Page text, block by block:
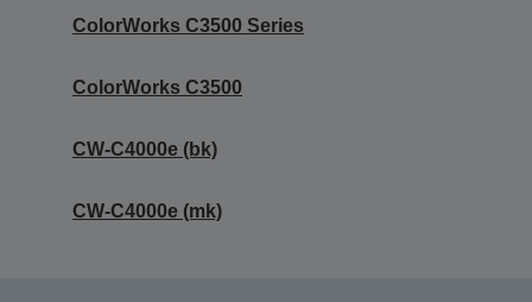
ColorWorks C3500 Series
ColorWorks C3500
CW-C4000e (bk)
CW-C4000e (mk)